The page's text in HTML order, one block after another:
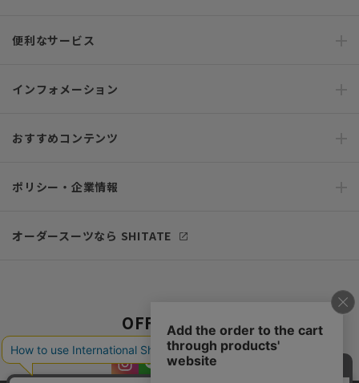
便利なサービス
インフォメーション
おすすめコンテンツ
ポリシー・企業情報
オーダースーツなら SHITATE
OFFICIAL SNS